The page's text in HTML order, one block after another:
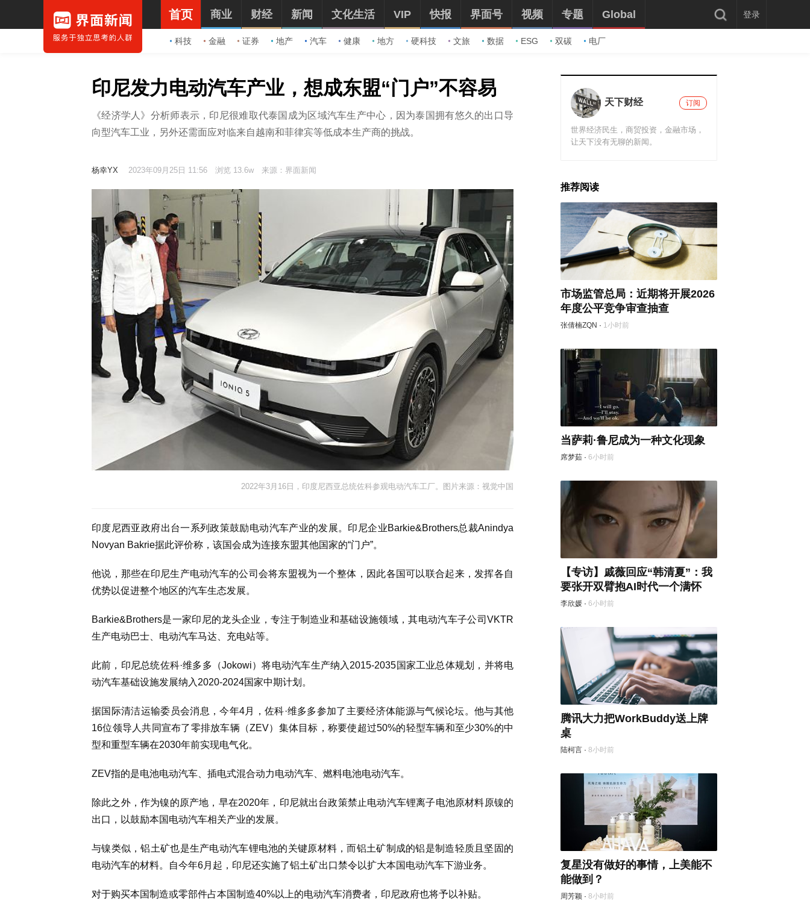
首页
科技 金融 证券 地产 汽车 健康 地方 硬科技 文旅 数据 ESG 双碳 电厂
商业 财经 新闻 文化生活 VIP 快报 界面号 视频 专题 Global 登录
印尼发力电动汽车产业，想成东盟“门户”不容易
《经济学人》分析师表示，印尼很难取代泰国成为区域汽车生产中心，因为泰国拥有悠久的出口导
向型汽车工业，另外还需面应对临来自越南和菲律宾等低成本生产商的挑战。
杨幸YX 2023年09月25日 11:56 浏览 13.6w 来源：界面新闻
2022年3月16日，印度尼西亚总统佐科参观电动汽车工厂。图片来源：视觉中国
印度尼西亚政府出台一系列政策鼓励电动汽车产业的发展。印尼企业Barkie&Brothers总裁Anindya
Novyan Bakrie据此评价称，该国会成为连接东盟其他国家的“门户”。
他说，那些在印尼生产电动汽车的公司会将东盟视为一个整体，因此各国可以联合起来，发挥各自
优势以促进整个地区的汽车生态发展。
Barkie&Brothers是一家印尼的龙头企业，专注于制造业和基础设施领域，其电动汽车子公司VKTR
生产电动巴士、电动汽车马达、充电站等。
此前，印尼总统佐科·维多多（Jokowi）将电动汽车生产纳入2015-2035国家工业总体规划，并将电
动汽车基础设施发展纳入2020-2024国家中期计划。
据国际清洁运输委员会消息，今年4月，佐科·维多多参加了主要经济体能源与气候论坛。他与其他
16位领导人共同宣布了零排放车辆（ZEV）集体目标，称要使超过50%的轻型车辆和至少30%的中
型和重型车辆在2030年前实现电气化。
ZEV指的是电池电动汽车、插电式混合动力电动汽车、燃料电池电动汽车。
除此之外，作为镍的原产地，早在2020年，印尼就出台政策禁止电动汽车锂离子电池原材料原镍的
出口，以鼓励本国电动汽车相关产业的发展。
与镍类似，铝土矿也是生产电动汽车锂电池的关键原材料，而铝土矿制成的铝是制造轻质且坚固的
电动汽车的材料。自今年6月起，印尼还实施了铝土矿出口禁令以扩大本国电动汽车下游业务。
对于购买本国制造或零部件占本国制造40%以上的电动汽车消费者，印尼政府也将予以补贴。
天下财经 订阅
世界经济民生，商贸投资，金融市场，
让天下没有无聊的新闻。
推荐阅读
市场监管总局：近期将开展2026
年度公平竞争审查抽查
张倩楠ZQN · 1小时前
当萨莉·鲁尼成为一种文化现象
席梦茹 · 6小时前
【专访】戚薇回应“韩清夏”：我
要张开双臂抱AI时代一个满怀
李欣媛 · 6小时前
腾讯大力把WorkBuddy送上牌
桌
陆柯言 · 8小时前
复星没有做好的事情，上美能不
能做到？
周芳颖 · 8小时前